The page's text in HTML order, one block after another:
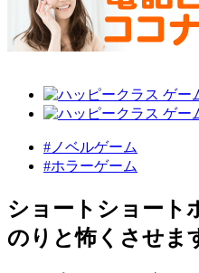
#ノベルゲーム
#ホラーゲーム
ショートショート
のりと怖くさせま